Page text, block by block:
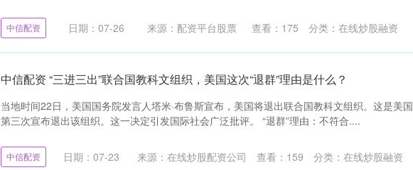
中信配资 日期：07-26 来源：配资平台股票 查看： 175 分类： 在线炒股融资
中信配资 “三进三出”联合国教科文组织，美国这次“退群”理由是什么？
当地时间22日，美国国务院发言人塔米·布鲁斯宣布，美国将退出联合国教科文组织。这是美国
第三次宣布退出该组织。这一决定引发国际社会广泛批评。 “退群”理由：不符合....
中信配资 日期：07-23 来源：在线炒股配资公司 查看： 159 分类： 在线炒股融资